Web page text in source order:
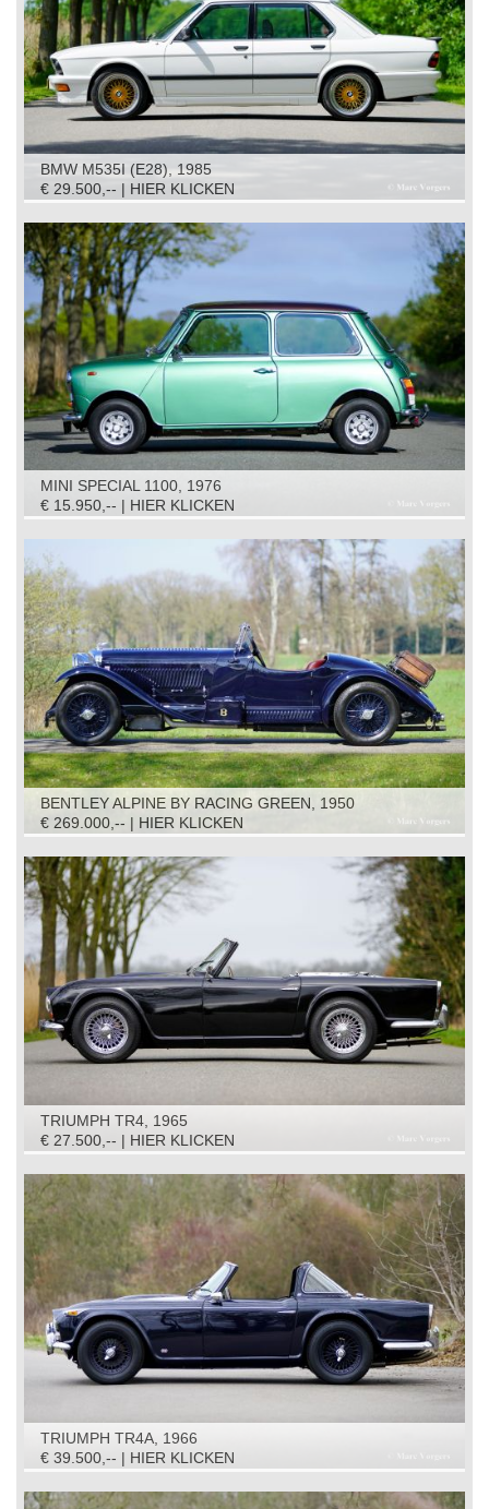
BMW M535I (E28), 1985
€ 29.500,-- | HIER KLICKEN
MINI SPECIAL 1100, 1976
€ 15.950,-- | HIER KLICKEN
BENTLEY ALPINE BY RACING GREEN, 1950
€ 269.000,-- | HIER KLICKEN
TRIUMPH TR4, 1965
€ 27.500,-- | HIER KLICKEN
TRIUMPH TR4A, 1966
€ 39.500,-- | HIER KLICKEN